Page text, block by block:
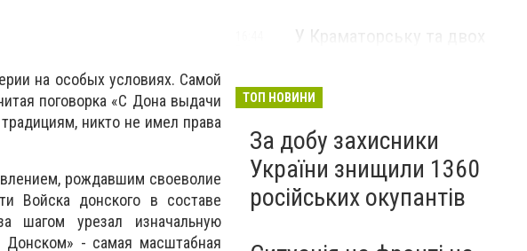
на особых условиях. Самой
поговорка «С Дона выдачи
никто не имел права
рождавшим своеволие
Войска донского в составе
шагом урезал изначальную
Донском» - самая масштабная
У Краматорську та двох
евакуацію дітей із
ТОП НОВИНИ
За добу захисники
України знищили 1360
російських окупантів